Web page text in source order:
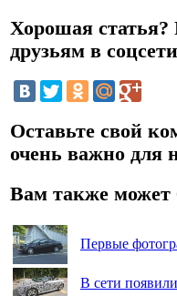
Хорошая статья?
друзьям в соцсети
Оставьте свой
очень важно для
Вам также может
Первые
В сети